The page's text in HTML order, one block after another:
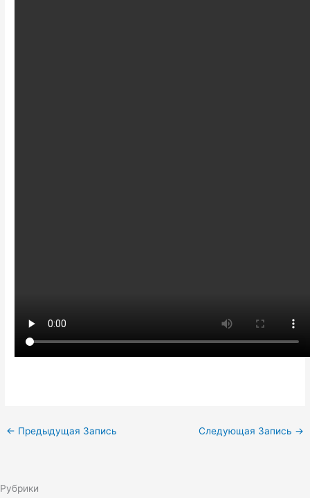
← Предыдущая Запись Следующая Запись →
Рубрики